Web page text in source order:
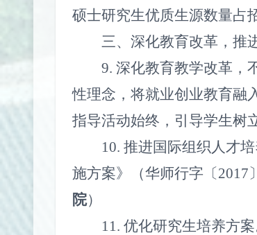
硕士研究生优质生源数量占
三、深化教育改革，推
9. 深化教育教学改革，
性理念，将就业创业教育融
指导活动始终，引导学生树
10. 推进国际组织人才
施方案》（华师行字〔2017〕
院）
11. 优化研究生培养方